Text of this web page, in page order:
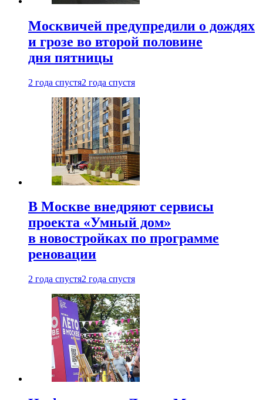
Москвичей предупредили о дождях
и грозе во второй половине
дня пятницы
2 года спустя2 года спустя
В Москве внедряют сервисы
проекта «Умный дом»
в новостройках по программе
реновации
2 года спустя2 года спустя